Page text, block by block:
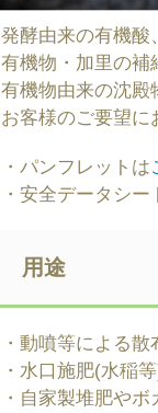
発酵由来の有機酸
有機物・加里の補
有機物由来の沈殿
お客様のご要望に
・パンフレットは
・安全データシー
用途
・動噴等による
・水口施肥(水稲
・自家製堆肥や